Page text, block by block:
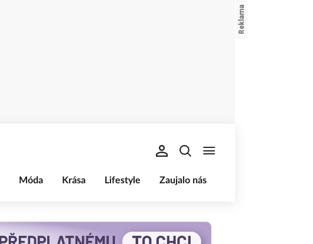
Móda Krása Lifestyle Zaujalo nás